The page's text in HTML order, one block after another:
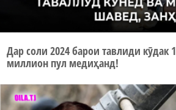
Дар соли 2024 барои тавлиди кӯдак 1
миллион пул медиҳанд!